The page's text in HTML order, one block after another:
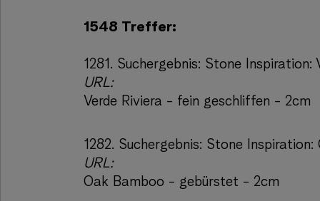
1548 Treffer:
1281. Suchergebnis: Stone Inspiration:
URL:
Verde Riviera - fein geschliffen - 2cm
1282. Suchergebnis: Stone
URL:
Oak Bamboo - gebürstet - 2cm